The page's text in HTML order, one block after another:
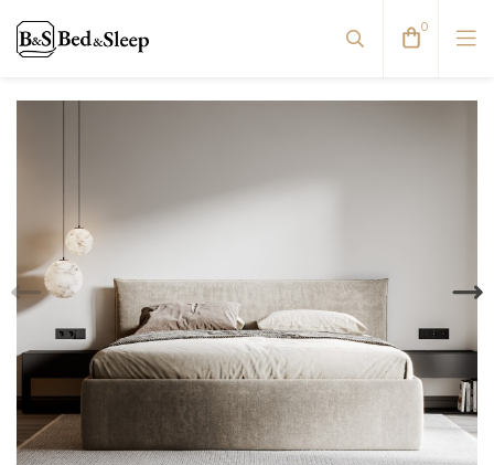
Viskoelastinės pagalvės
Pūkinės pagalvės
Natūralaus pluošto pagalvės
Antialerginės pagalvės
0